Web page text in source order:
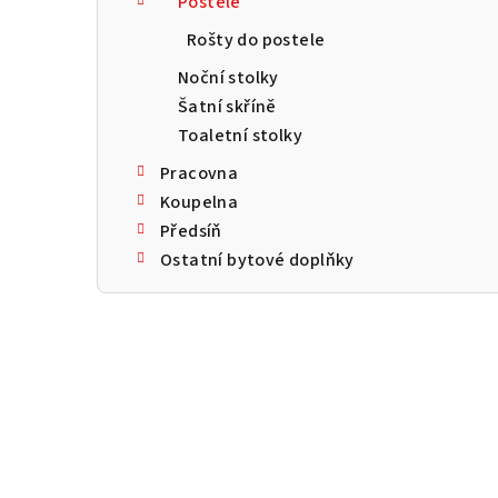
Rošty do postele
Noční stolky
Šatní skříně
Toaletní stolky
Pracovna
Koupelna
Předsíň
Ostatní bytové doplňky